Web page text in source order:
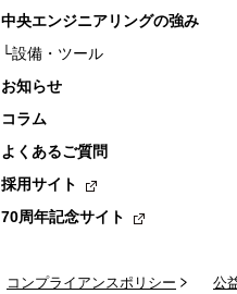
中央エンジニアリングの強み
└設備・ツール
お知らせ
コラム
よくあるご質問
採用サイト
70周年記念サイト
コンプライアンスポリシー 公